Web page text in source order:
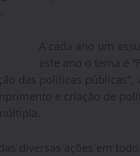
A cada ano um
este ano o tema é
das políticas
e criação de
diversas ações em